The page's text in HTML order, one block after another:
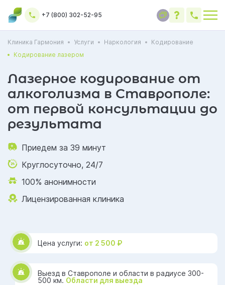
+7 (800) 302-52-95
Клиника Гармония Услуги Наркология
Кодирование
Кодирование лазером
Цена услуги: от 2 500 ₽
Выезд в Ставрополе и области в радиусе 300-
500 км. Области для выезда
Лазерное кодирование от
алкоголизма в Ставрополе:
от первой консультации до
результата
Приедем за 39 минут
Круглосуточно, 24/7
100% анонимности
Лицензированная клиника